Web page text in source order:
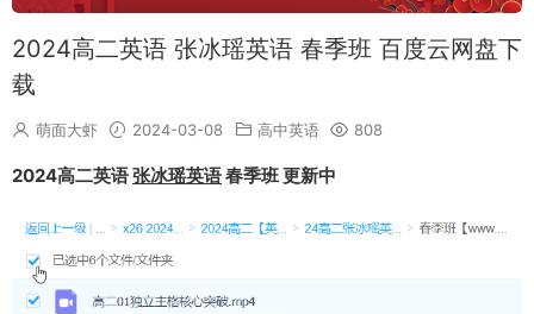
2024高二英语 张冰瑶英语 春季班 百度云网盘下
载
萌面大虾 2024-03-08 高中英语 808
2024高二英语张冰瑶英语春季班 更新中